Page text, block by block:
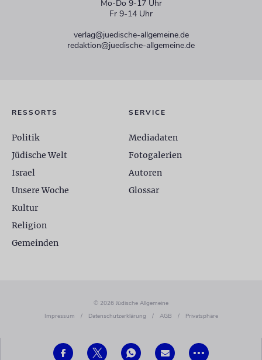
•••
Mo-Do 9-17 Uhr
Fr 9-14 Uhr
verlag@juedische-allgemeine.de
redaktion@juedische-allgemeine.de
RESSORTS
Politik
Jüdische Welt
Israel
Unsere Woche
Kultur
Religion
Gemeinden
SERVICE
Mediadaten
Fotogalerien
Autoren
Glossar
© 2026 Jüdische Allgemeine
Impressum
/ Datenschutzerklärung / AGB / Privatsphäre